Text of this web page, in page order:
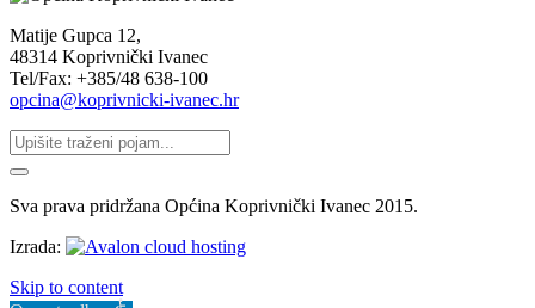
Matije Gupca 12,
48314 Koprivnički Ivanec
Tel/Fax: +385/48 638-100
opcina@koprivnicki-ivanec.hr
Sva prava pridržana Općina Koprivnički Ivanec 2015.
Izrada:
Skip to content